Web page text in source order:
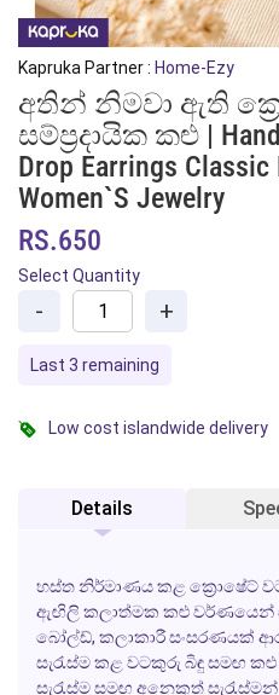
Kapruka Partner : Home-Ezy
අතින් නිමවා ඇති
සම්ප්‍රදායික කළු |
Drop Earrings Classic
Women`s Jewelry
RS.650
Select Quantity
- +
Last 3 remaining
Low cost islandwide delivery
Details
හස්ත නිර්මාණය කළ ක්‍රොෂේට්
ඇඟිලි කලාත්මක කළුවර්ණයෙන්
බෝල්ඩ්, කලාකාරීසංසරණයක්
සැරැස්මකළ වටකුරු බිඳුසමඟ කළු
සැරැස්මසමඟ අනෙකුත්සැරැස්මන්